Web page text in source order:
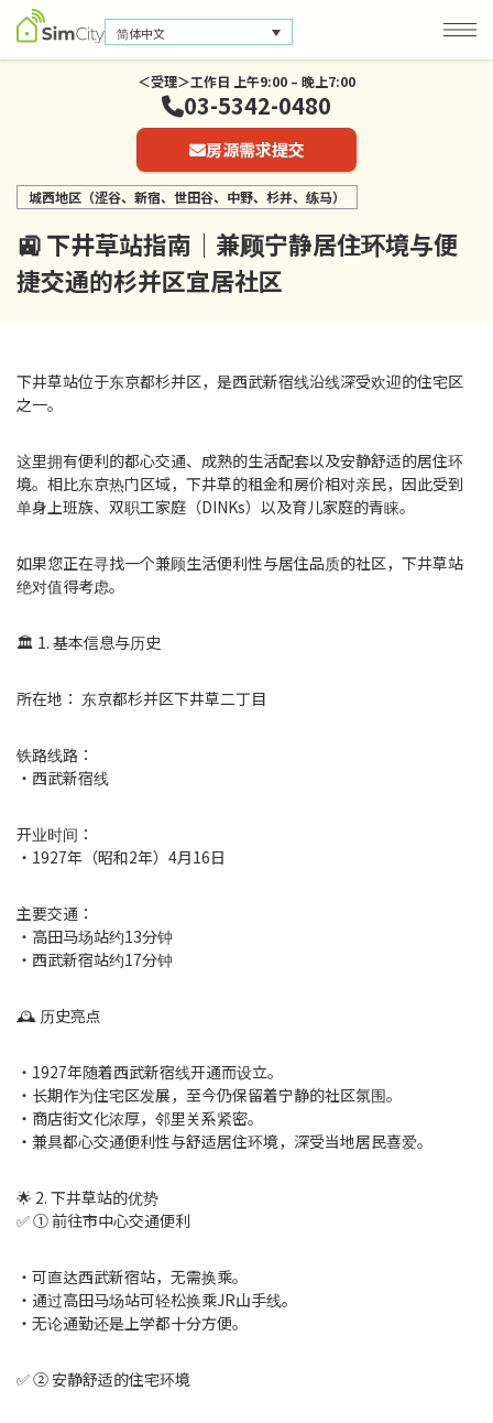
简体中文
隐私保护政策
＜受理＞工作日 上午9:00 – 晚上7:00
03-5342-0480
房源需求提交
城西地区（涩谷、新宿、世田谷、中野、杉并、练马）
🚉 下井草站指南｜兼顾宁静居住环境与便
捷交通的杉并区宜居社区
下井草站位于东京都杉并区，是西武新宿线沿线深受欢迎的住宅区
之一。
这里拥有便利的都心交通、成熟的生活配套以及安静舒适的居住环
境。相比东京热门区域，下井草的租金和房价相对亲民，因此受到
单身上班族、双职工家庭（DINKs）以及育儿家庭的青睐。
如果您正在寻找一个兼顾生活便利性与居住品质的社区，下井草站
绝对值得考虑。
🏛 1. 基本信息与历史
所在地： 东京都杉并区下井草二丁目
铁路线路：
・西武新宿线
开业时间：
・1927年（昭和2年）4月16日
主要交通：
・高田马场站约13分钟
・西武新宿站约17分钟
🕰 历史亮点
・1927年随着西武新宿线开通而设立。
・长期作为住宅区发展，至今仍保留着宁静的社区氛围。
・商店街文化浓厚，邻里关系紧密。
・兼具都心交通便利性与舒适居住环境，深受当地居民喜爱。
🌟 2. 下井草站的优势
✅ ① 前往市中心交通便利
・可直达西武新宿站，无需换乘。
・通过高田马场站可轻松换乘JR山手线。
・无论通勤还是上学都十分方便。
✅ ② 安静舒适的住宅环境